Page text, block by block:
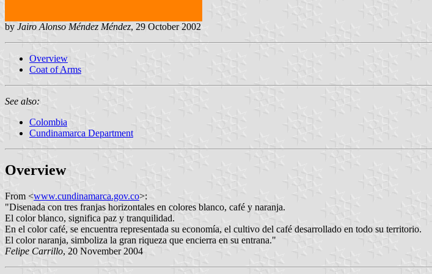
by Jairo Alonso Méndez Méndez, 29 October 2002
Overview
Coat of Arms
See also:
Colombia
Cundinamarca Department
Overview
From <www.cundinamarca.gov.co>:
"Disenada con tres franjas horizontales en colores blanco, café y naranja.
El color blanco, significa paz y tranquilidad.
En el color café, se encuentra representada su economía, el cultivo del café desarrollado en todo su territorio.
El color naranja, simboliza la gran riqueza que encierra en su entrana."
Felipe Carrillo, 20 November 2004